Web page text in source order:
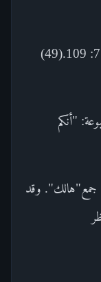
316.(48) انظر تفسير"الأدبار" فيما سلف 7: 109.(49)
"أنكم
جمع"هالك". وقد
انظر